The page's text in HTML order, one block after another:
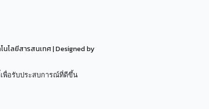
นโลยีสารสนเทศ| Designed by
พื่อรับประสบการณ์ที่ดีขึ้น